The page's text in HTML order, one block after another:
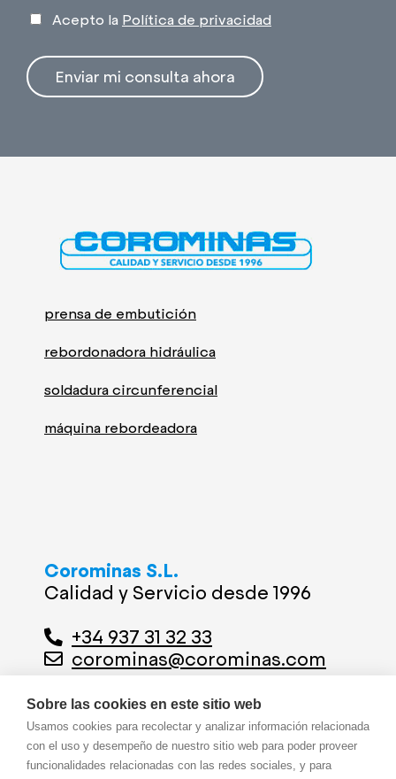
Acepto la Política de privacidad
Enviar mi consulta ahora
prensa de embutición
rebordonadora hidráulica
soldadura circunferencial
máquina rebordeadora
Corominas S.L.
Calidad y Servicio desde 1996
+34 937 31 32 33
corominas@corominas.com
Dónde estamos
Calle Sol, 22
08391 Tiana, Barcelona
Sobre las cookies en este sitio web
Usamos cookies para recolectar y analizar información relacionada
con el uso y desempeño de nuestro sitio web para poder proveer
funcionalidades relacionadas con las redes sociales, y para